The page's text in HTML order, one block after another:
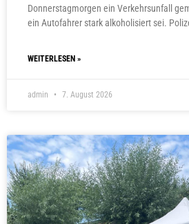
Donnerstagmorgen ein Verkehrsunfall
ein Autofahrer stark alkoholisiert sei.
WEITERLESEN »
admin 7. August 2026